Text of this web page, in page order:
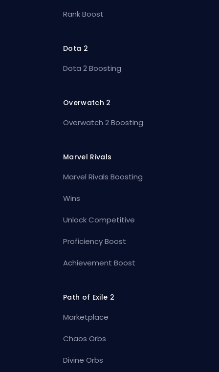
Rank Boost
Dota 2
Dota 2 Boosting
Overwatch 2
Overwatch 2 Boosting
Marvel Rivals
Marvel Rivals Boosting
Wins
Unlock Competitive
Proficiency Boost
Achievement Boost
Path of Exile 2
Marketplace
Chaos Orbs
Divine Orbs